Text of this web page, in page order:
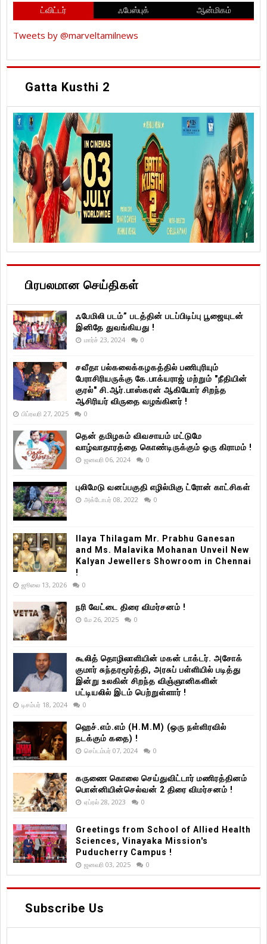
ட்விட்டர் ஃபேஸ்புக் ஆன்மிகம்
Tweets by @marveltamilnews
Gatta Kusthi 2
பிரபலமான செய்திகள்
ஃபேமிலி படம்” படத்தின் படப்பிடிப்பு பூஜையுடன்
இனிதே துவங்கியது !
மார்ச் 23, 2024 0
சவீதா பல்கலைக்கழகத்தில் பணிபுரியும்
பேராசிரியருக்கு கே.பாக்யராஜ் மற்றும் "நீதியின்
குரல்" சி.ஆர்.பாஸ்கரன் ஆகியோர் சிறந்த
ஆசிரியர் விருதை வழங்கினர் !
பிப்ரவரி 27, 2025 0
தென் தமிழகம் விவசாயம் மட்டுமே
வாழ்வாதாரத்தை கொண்டிருக்கும் ஒரு கிராமம் !
ஜனவரி 06, 2024 0
புலிமேடு வனப்பகுதி எழில்மிகு ட்ரோன் காட்சிகள்
அக்டோபர் 08, 2022 0
Ilaya Thilagam Mr. Prabhu Ganesan
and Ms. Malavika Mohanan Unveil New
Kalyan Jewellers Showroom in Chennai
!
ஜூலை 13, 2026 0
நரி வேட்டை திரை விமர்சனம் !
மே 26, 2025 0
கூலித் தொழிலாளியின் மகன் டாக்டர். அசோக்
குமார் சுந்தரமூர்த்தி, அரசுப் பள்ளியில் படித்து
இன்று உலகின் சிறந்த விஞ்ஞானிகளின்
பட்டியலில் இடம் பெற்றுள்ளார் !
டிசம்பர் 18, 2024 0
ஹெச்.எம்.எம் (H.M.M) (ஒரு நள்ளிரவில்
நடக்கும் கதை) !
செப்டம்பர் 07, 2024 0
கருணை கொலை செய்துவிட்டார் மணிரத்தினம்
பொன்னியின்செல்வன் 2 திரை விமர்சனம் !
ஏப்ரல் 28, 2023 0
Greetings from School of Allied Health
Sciences, Vinayaka Mission's
Puducherry Campus !
ஜனவரி 03, 2025 0
Subscribe Us